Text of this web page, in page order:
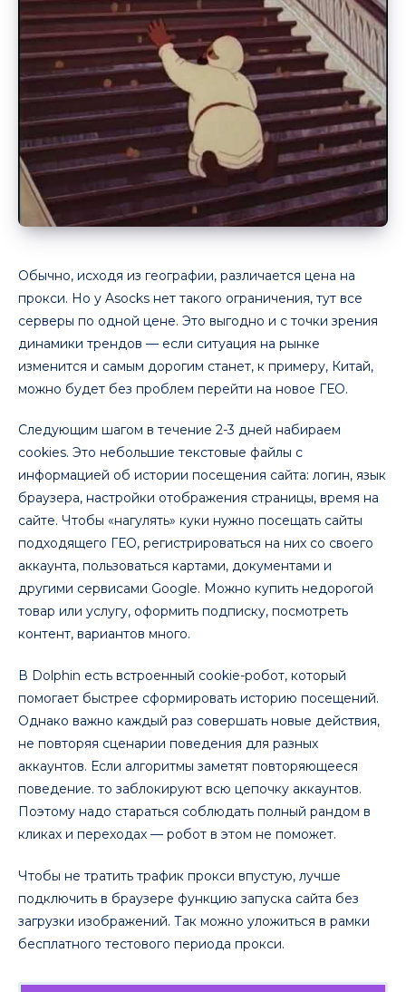
Обычно, исходя из географии, различается цена на
прокси. Но у Asocks нет такого ограничения, тут все
серверы по одной цене. Это выгодно и с точки зрения
динамики трендов — если ситуация на рынке
изменится и самым дорогим станет, к примеру, Китай,
можно будет без проблем перейти на новое ГЕО.
Следующим шагом в течение 2-3 дней набираем
cookies. Это небольшие текстовые файлы с
информацией об истории посещения сайта: логин, язык
браузера, настройки отображения страницы, время на
сайте. Чтобы «нагулять» куки нужно посещать сайты
подходящего ГЕО, регистрироваться на них со своего
аккаунта, пользоваться картами, документами и
другими сервисами Google. Можно купить недорогой
товар или услугу, оформить подписку, посмотреть
контент, вариантов много.
В Dolphin есть встроенный cookie-робот, который
помогает быстрее сформировать историю посещений.
Однако важно каждый раз совершать новые действия,
не повторяя сценарии поведения для разных
аккаунтов. Если алгоритмы заметят повторяющееся
поведение. то заблокируют всю цепочку аккаунтов.
Поэтому надо стараться соблюдать полный рандом в
кликах и переходах — робот в этом не поможет.
Чтобы не тратить трафик прокси впустую, лучше
подключить в браузере функцию запуска сайта без
загрузки изображений. Так можно уложиться в рамки
бесплатного тестового периода прокси.